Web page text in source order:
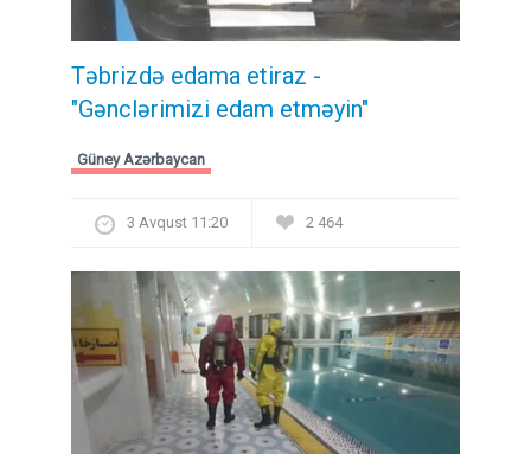
Təbrizdə edama etiraz -
"Gənclərimizi edam etməyin"
Güney Azərbaycan
3 Avqust 11:20 2 464